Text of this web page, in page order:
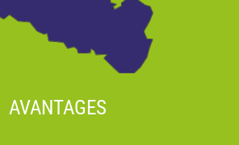
AVANTAGES